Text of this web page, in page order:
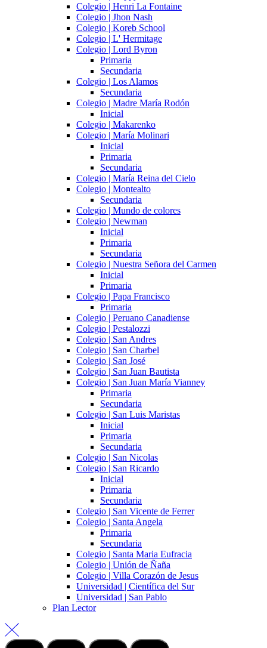
Colegio | Henri La Fontaine
Colegio | Jhon Nash
Colegio | Koreb School
Colegio | L' Hermitage
Colegio | Lord Byron
Primaria
Secundaria
Colegio | Los Alamos
Secundaria
Colegio | Madre María Rodón
Inicial
Colegio | Makarenko
Colegio | María Molinari
Inicial
Primaria
Secundaria
Colegio | María Reina del Cielo
Colegio | Montealto
Secundaria
Colegio | Mundo de colores
Colegio | Newman
Inicial
Primaria
Secundaria
Colegio | Nuestra Señora del Carmen
Inicial
Primaria
Colegio | Papa Francisco
Primaria
Colegio | Peruano Canadiense
Colegio | Pestalozzi
Colegio | San Andres
Colegio | San Charbel
Colegio | San José
Colegio | San Juan Bautista
Colegio | San Juan María Vianney
Primaria
Secundaria
Colegio | San Luis Maristas
Inicial
Primaria
Secundaria
Colegio | San Nicolas
Colegio | San Ricardo
Inicial
Primaria
Secundaria
Colegio | San Vicente de Ferrer
Colegio | Santa Angela
Primaria
Secundaria
Colegio | Santa Maria Eufracia
Colegio | Unión de Ñaña
Colegio | Villa Corazón de Jesus
Universidad | Científica del Sur
Universidad | San Pablo
Plan Lector